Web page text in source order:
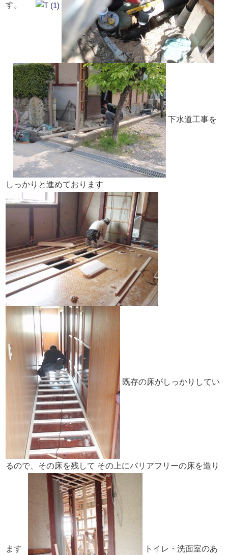
す。
下水道工事を
しっかりと進めております
既存の床がしっかりしてい
るので、 その床を残して その上にバリアフリーの床を造り
ます トイレ・洗面室のあ